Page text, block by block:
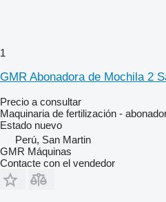
1
GMR Abonadora de Mochila 2
Precio a consultar
Maquinaria de fertilización -
Estado nuevo
Perú, San Martin
GMR Máquinas
Contacte con el vendedor